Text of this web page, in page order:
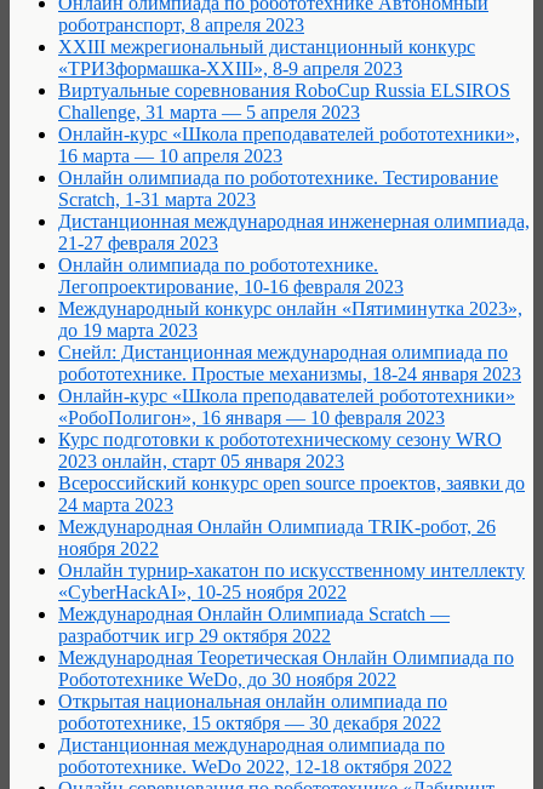
роботранспорт, 8 апреля 2023
XXIII межрегиональный дистанционный конкурс
«ТРИЗформашка-XXIII», 8-9 апреля 2023
Виртуальные соревнования RoboCup Russia ELSIROS
Challenge, 31 марта — 5 апреля 2023
Онлайн-курс «Школа преподавателей робототехники»,
16 марта — 10 апреля 2023
Онлайн олимпиада по робототехнике. Тестирование
Scratch, 1-31 марта 2023
Дистанционная международная инженерная олимпиада,
21-27 февраля 2023
Онлайн олимпиада по робототехнике.
Легопроектирование, 10-16 февраля 2023
Международный конкурс онлайн «Пятиминутка 2023»,
до 19 марта 2023
Снейл: Дистанционная международная олимпиада по
робототехнике. Простые механизмы, 18-24 января 2023
Онлайн-курс «Школа преподавателей робототехники»
«РобоПолигон», 16 января — 10 февраля 2023
Курс подготовки к робототехническому сезону WRO
2023 онлайн, старт 05 января 2023
Всероссийский конкурс open source проектов, заявки до
24 марта 2023
Международная Онлайн Олимпиада TRIK-робот, 26
ноября 2022
Онлайн турнир-хакатон по искусственному интеллекту
«CyberHackAI», 10-25 ноября 2022
Международная Онлайн Олимпиада Scratch —
разработчик игр 29 октября 2022
Международная Теоретическая Онлайн Олимпиада по
Робототехнике WeDo, до 30 ноября 2022
Открытая национальная онлайн олимпиада по
робототехнике, 15 октября — 30 декабря 2022
Дистанционная международная олимпиада по
робототехнике. WeDo 2022, 12-18 октября 2022